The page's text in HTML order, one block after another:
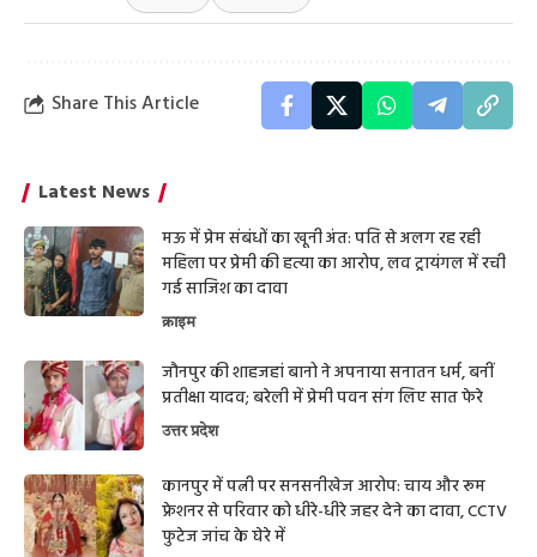
Share This Article
Latest News
मऊ में प्रेम संबंधों का खूनी अंत: पति से अलग रह रही
महिला पर प्रेमी की हत्या का आरोप, लव ट्रायंगल में रची
गई साजिश का दावा
क्राइम
जौनपुर की शाहजहां बानो ने अपनाया सनातन धर्म, बनीं
प्रतीक्षा यादव; बरेली में प्रेमी पवन संग लिए सात फेरे
उत्तर प्रदेश
कानपुर में पत्नी पर सनसनीखेज आरोप: चाय और रूम
फ्रेशनर से परिवार को धीरे-धीरे जहर देने का दावा, CCTV
फुटेज जांच के घेरे में